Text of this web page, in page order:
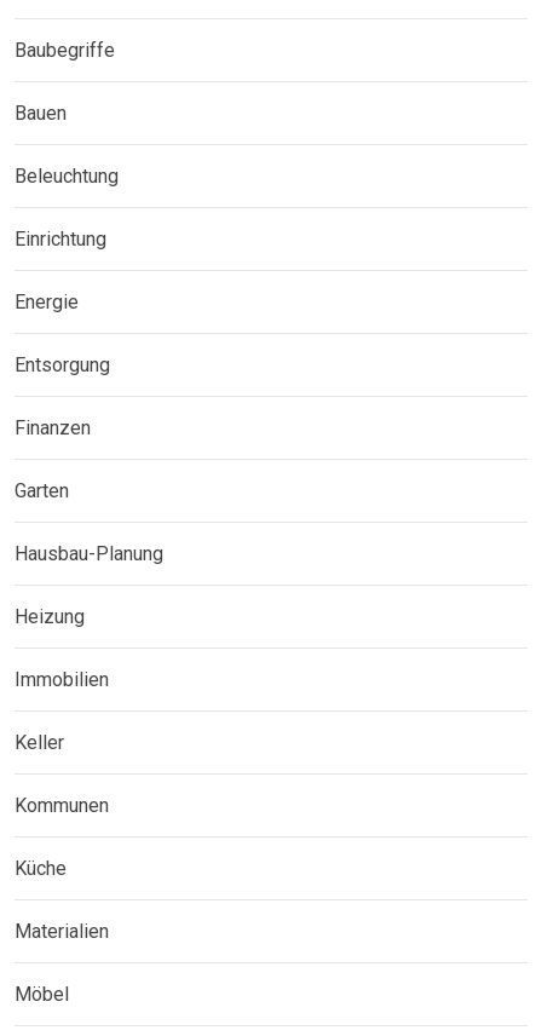
Baubegriffe
Bauen
Beleuchtung
Einrichtung
Energie
Entsorgung
Finanzen
Garten
Hausbau-Planung
Heizung
Immobilien
Keller
Kommunen
Küche
Materialien
Möbel